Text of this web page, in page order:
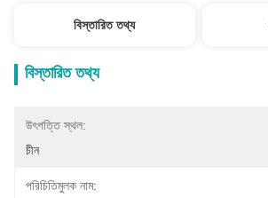
বিস্তারিত তথ্য
বিস্তারিত তথ্য
উৎপত্তি স্থল:
চীন
পরিচিতিমুলক নাম: